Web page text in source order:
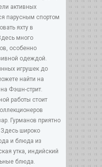
активных
парусным спортом
яхту в
много
особенно
одеждой.
игрушек до
найти на
Фэшн-стрит.
работы стоит
Гурманов приятно
широко
и блюда из
утка, индийский
блюда.